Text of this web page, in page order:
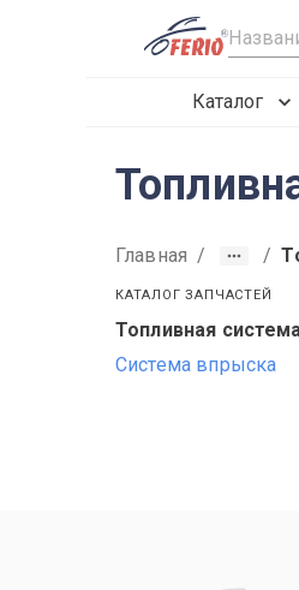
R
Каталог
Главная / /
КАТАЛОГ ЗАПЧАСТЕЙ
Топливная
Система впрыска
2019